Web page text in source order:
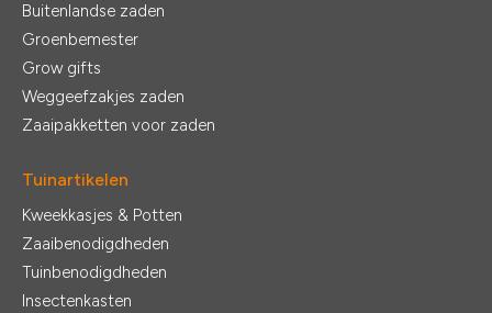
Buitenlandse zaden
Groenbemester
Grow gifts
Weggeefzakjes zaden
Zaaipakketten voor zaden
Tuinartikelen
Kweekkasjes & Potten
Zaaibenodigdheden
Tuinbenodigdheden
Insectenkasten